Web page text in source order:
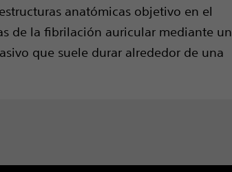
anatómicas objetivo en el
de la fibrilación auricular mediante un
que suele durar alrededor de una